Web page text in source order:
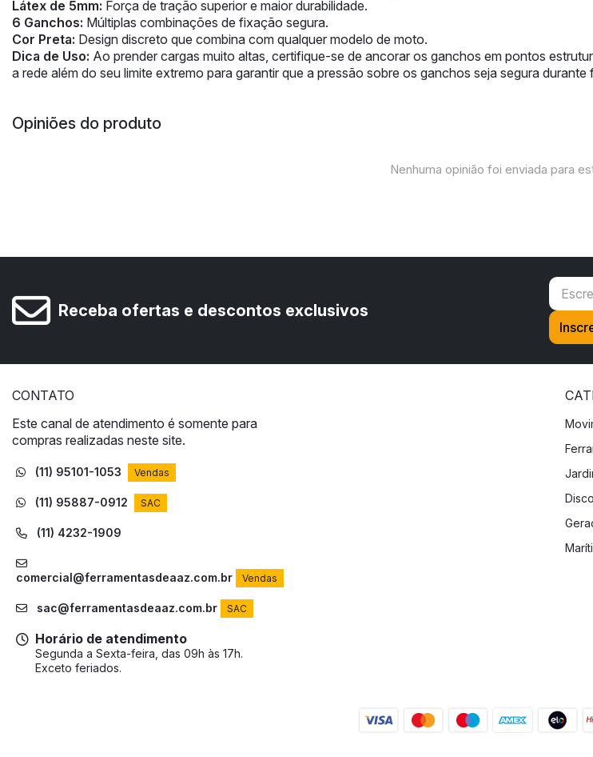
Látex de 5mm: Força de tração superior e maior durabilidade.
6 Ganchos: Múltiplas combinações de fixação segura.
Cor Preta: Design discreto que combina com qualquer modelo de moto.
Dica de Uso: Ao prender cargas muito altas, certifique-se de ancorar os ganchos em pontos
a rede além do seu limite extremo para garantir que a pressão sobre os ganchos seja segura
Opiniões do produto
Nenhuma opinião foi enviada para
Receba ofertas e descontos exclusivos
CONTATO
Este canal de atendimento é somente para
compras realizadas neste site.
(11) 95101-1053 Vendas
(11) 95887-0912 SAC
(11) 4232-1909
comercial@ferramentasdeaaz.com.br Vendas
sac@ferramentasdeaaz.com.br SAC
Horário de atendimento
Segunda a Sexta-feira, das 09h às 17h.
Exceto feriados.